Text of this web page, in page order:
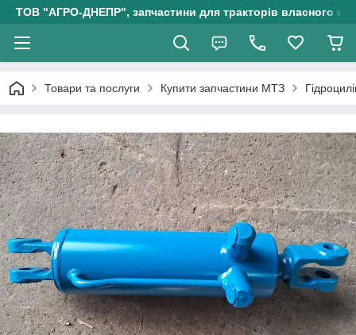
ТОВ "АГРО-ДНЕПР", запчастини для тракторів власного
Товари та послуги Купити запчастини МТЗ